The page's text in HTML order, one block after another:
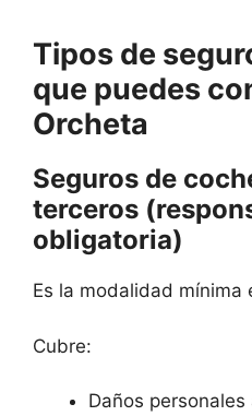
Tipos de
que puedes
Orcheta
Seguros de
terceros
obligatoria)
Es la modalidad mínima
Cubre:
Daños personales